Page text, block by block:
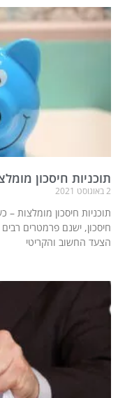
תוכניות חיסכון
2 באוגוסט 2021
תוכניות חיסכון מומלצות
חיסכון, ישנם פרמטרים
הצעד החשוב והקריטי